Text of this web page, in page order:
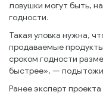
ловушки могут быть,
годности.
Такая уловка нужна,
продаваемые
сроком годности
быстрее», —
Ранее эксперт